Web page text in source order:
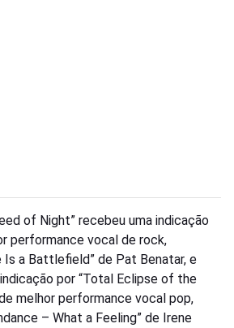
of Night” recebeu uma indicação
performance vocal de rock,
Is a Battlefield” de Pat Benatar, e
por “Total Eclipse of the
melhor performance vocal pop,
– What a Feeling” de Irene